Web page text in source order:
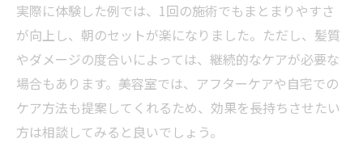
実際に体験した例では、1回の施術でもまとまりやすさ
が向上し、朝のセットが楽になりました。ただし、髪質
やダメージの度合いによっては、継続的なケアが必要な
場合もあります。美容室では、アフターケアや自宅での
ケア方法も提案してくれるため、効果を長持ちさせたい
方は相談してみると良いでしょう。